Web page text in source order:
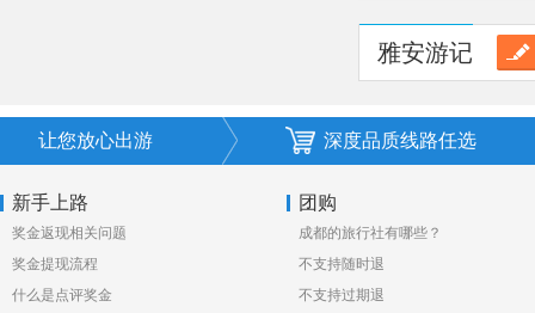
雅安游记
让您放心出游 深度品质线路任选
新手上路
奖金返现相关问题
奖金提现流程
什么是点评奖金
团购
成都的旅行社有哪些？
不支持随时退
不支持过期退